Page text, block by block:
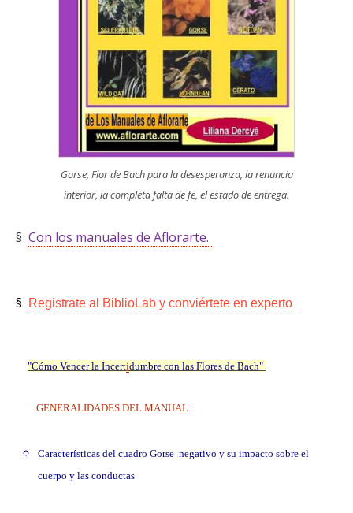
Gorse, Flor de Bach para la desesperanza, la renuncia
interior, la completa falta de fe, el estado de entrega.
§ Con los manuales de Aflorarte.
§ Registrate al BiblioLab y conviértete en experto
"Cómo Vencer la Incertidumbre con las Flores de Bach"
GENERALIDADES DEL MANUAL:
Características del cuadro Gorse negativo y su impacto sobre el
cuerpo y las conductas